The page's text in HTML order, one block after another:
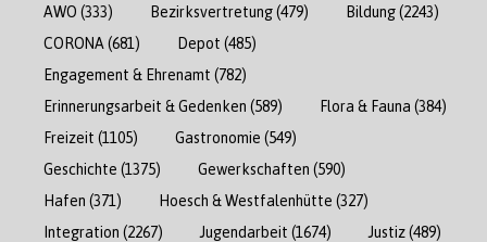
AWO (333) Bezirksvertretung(479) Bildung(2243)
CORONA (681) Depot (485)
Engagement & Ehrenamt (782)
Erinnerungsarbeit & Gedenken (589) Flora & Fauna (384)
Freizeit (1105) Gastronomie (549)
Geschichte (1375) Gewerkschaften (590)
Hafen (371) Hoesch & Westfalenhütte (327)
Integration (2267) Jugendarbeit (1674) Justiz(489)